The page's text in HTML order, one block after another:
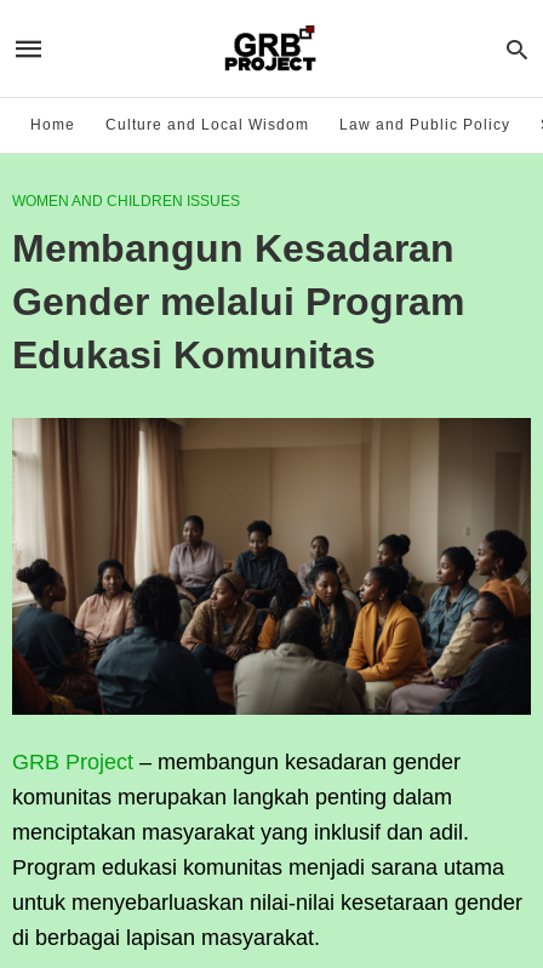
Home Culture and Local Wisdom Law and Public Policy
WOMEN AND CHILDREN ISSUES
Membangun Kesadaran
Gender melalui Program
Edukasi Komunitas
GRB Project – membangun kesadaran gender
komunitas merupakan langkah penting dalam
menciptakan masyarakat yang inklusif dan adil.
Program edukasi komunitas menjadi sarana utama
untuk menyebarluaskan nilai-nilai kesetaraan gender
di berbagai lapisan masyarakat.